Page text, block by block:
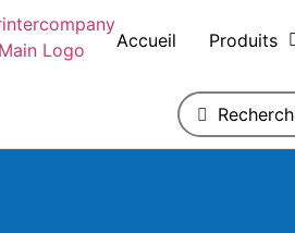
Accueil Produits